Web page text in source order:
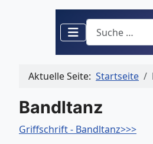
Suchen
Aktuelle Seite: Startseite
Bandltanz
Griffschrift - Bandltanz>>>